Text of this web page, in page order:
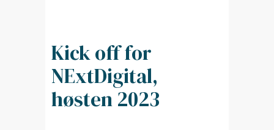
Kick off for
NExtDigital,
høsten 2023